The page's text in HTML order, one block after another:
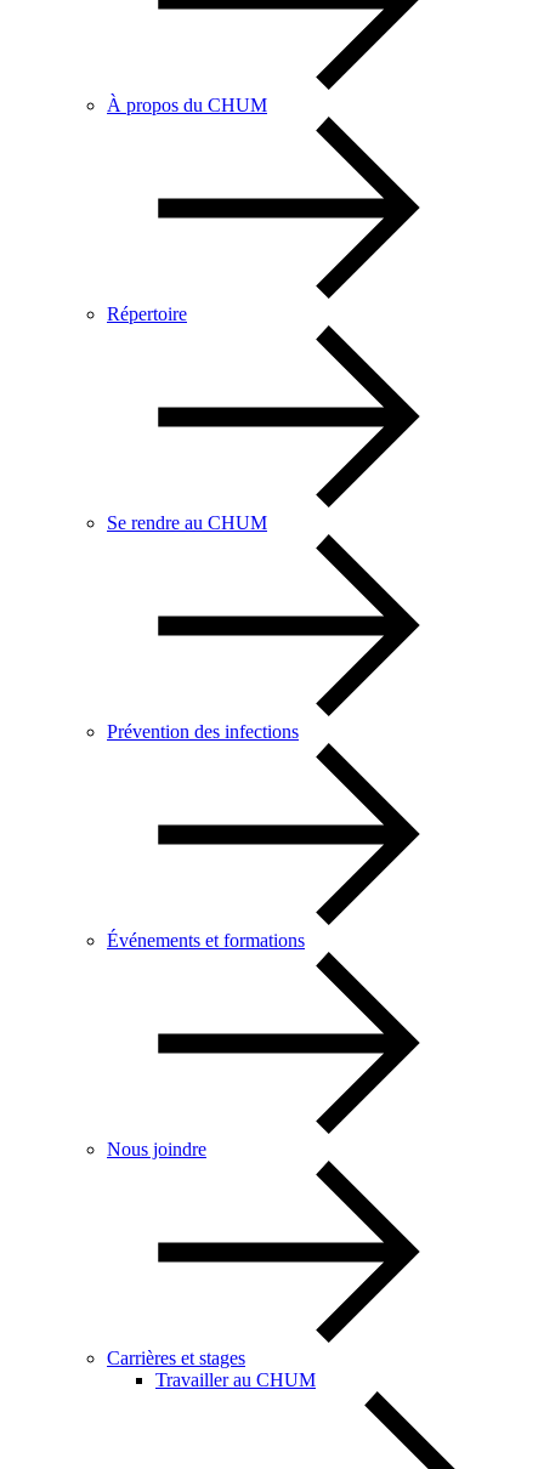
À propos du CHUM
Répertoire
Se rendre au CHUM
Prévention des infections
Événements et formations
Nous joindre
Carrières et stages
Travailler au CHUM